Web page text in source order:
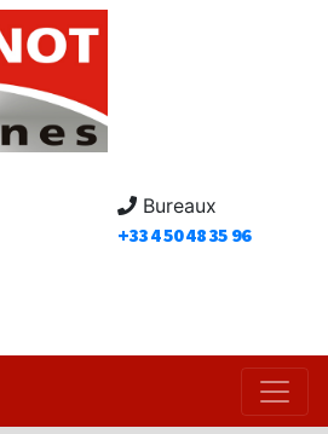
Bureaux
+33 4 50 48 35 96